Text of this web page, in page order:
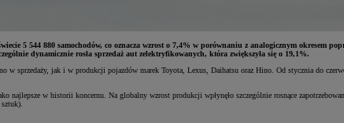
5 544 880 samochodów, co oznacza wzrost o 7,4% w porównaniu z analogicznym okresem
dynamicznie rosła sprzedaż aut zelektryfikowanych, która zwiększyła się o 19,1%.
sprzedaży, jak i w produkcji pojazdów marek Toyota, Lexus, Daihatsu oraz Hino. Od stycznia do
w historii koncernu. Na globalny wzrost produkcji wpłynęło szczególnie rosnące